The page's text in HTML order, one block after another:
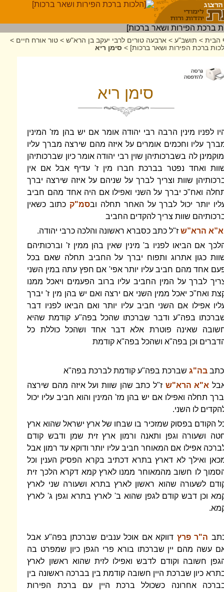
הבית > תושב"ע > ארבעה טורים לרבי יעקב בן הרא"ש > טור אורח חיים >
ברכת הפירות ושאר ברכות] > סימן ריא
סימן ריא
לפניו מינין הרבה רבי יהודה אומר אם יש בהן מז' המינין
עליו וחכמים אומרים על איזה מהם שירצה מברך עליו
לה בשברכותיהן שוין רבי יהודה אומר כיון שברכותיהן
ואחד נפטר בברכת חברו מין ז' עדיף אבל אם אין
שוות וצריך לברך על שניהם על איזה שירצה יברך
ואח"כ יברך על השני ואפילו אם היה אחד מהם חביב
יותר יכול לברך על האחר תחלה ובסמ"ק כתוב כשאין
שוות צריך להקדים החביב
הרא”ש ז"ל כתב כסברא ראשונה והלכה כרבי יהודה.
אם הביאו לפניו ב' מינין שאין בהן ממין ז' וברכותיהם
כגון אתרוג ותפוח יברך על החביב תחלה שאם בכל
אחד מהם חביב עליו יותר אפי' אם חפץ עתה במין השני
לברך על המין החביב עליו ברוב הפעמים ויאכל ממנו
ואח"כ יאכל ממין השני אם ירצה ואם יש בהן מין ז' יברך
אפילו אם השני חביב עליו יותר ואם הביאו לפניו דבר
בפה"ע ודבר שברכתו שהכל בפה"ע קודמת שהיא
שאינה פוטרת אלא דבר אחד ושהכל כוללת כל
וכן בפה"א ושהכל בפה"א קודמת
בה"ג שברכת בפה"ע קודמת לברכת בפה"א
א"א הרא"ש ז"ל כתב שהן שוות ועל איזה מהם שירצה
תחלה ואפילו אם יש בהן מז' המינין והוא חביב עליו יכול
לו השני.
הקודם בפסוק שמזכיר בו שבחו של ארץ ישראל שהוא ארץ
ושעורה וגפן ותאנה ורמון ארץ זית שמן ודבש קודם
אפילו אם המאוחר חביב עליו יותר ודוקא עד רמון אבל
ואילך לא דארץ בתרא דכתיב בקרא הפסיק הענין וכל
לו חשוב מהמאוחר ממנו לארץ קמא דקרא הלכך זית
לשעורה שהוא ראשון לארץ בתרא ושעורה שני לארץ
וכן דבש קודם לגפן שהוא ב' לארץ בתרא וגפן ג' לארץ
ה"ר פרץ דווקא אם אוכל ענבים שברכתן בפה"ע אבל
עשה מהם יין שברכתו בורא פרי הגפן כיון שמפרט בה
חשובה וקודם לדבש ואפילו לזית שהוא ראשון לארץ
כיון שברכת היין חשובה קודמת בין בברכה ראשונה בין
אחרונה כשכולל ברכת היין עם ברכת הפירות